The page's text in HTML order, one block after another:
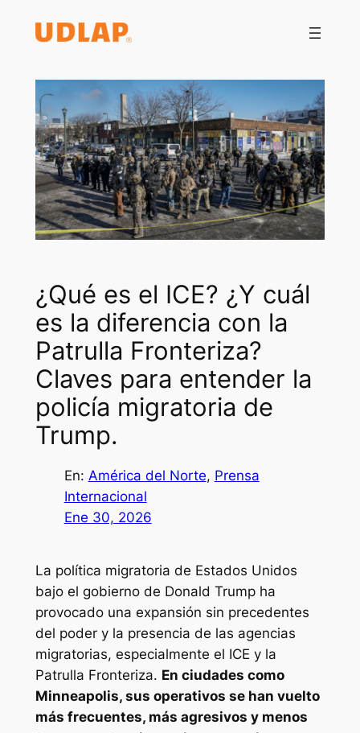
¿Qué es el ICE? ¿Y cuál
es la diferencia con la
Patrulla Fronteriza?
Claves para entender la
policía migratoria de
Trump.
En: América del Norte, Prensa
Internacional
Ene 30, 2026
La política migratoria de Estados Unidos
bajo el gobierno de Donald Trump ha
provocado una expansión sin precedentes
del poder y la presencia de las agencias
migratorias, especialmente el ICE y la
Patrulla Fronteriza. En ciudades como
Minneapolis, sus operativos se han vuelto
más frecuentes, más agresivos y menos